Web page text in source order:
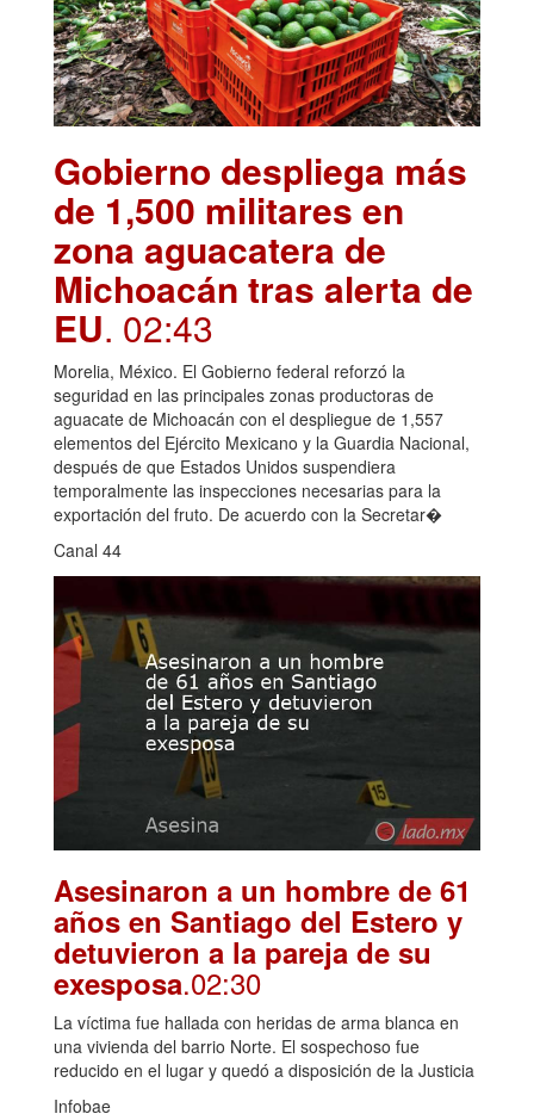
Gobierno despliega más
de 1,500 militares en
zona aguacatera de
Michoacán tras alerta de
EU. 02:43
Morelia, México. El Gobierno federal reforzó la
seguridad en las principales zonas productoras de
aguacate de Michoacán con el despliegue de 1,557
elementos del Ejército Mexicano y la Guardia Nacional,
después de que Estados Unidos suspendiera
temporalmente las inspecciones necesarias para la
exportación del fruto. De acuerdo con la Secretar�
Canal 44
Asesinaron a un hombre de 61
años en Santiago del Estero y
detuvieron a la pareja de su
exesposa.02:30
La víctima fue hallada con heridas de arma blanca en
una vivienda del barrio Norte. El sospechoso fue
reducido en el lugar y quedó a disposición de la Justicia
Infobae